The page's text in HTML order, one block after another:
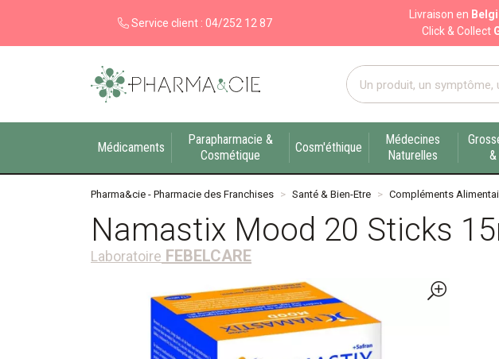
Service client : 04/252 12 87
Livraison en
Click & Collect
Pharma&cie - Pharmacie des Franchises Votre export pharmacie en ligne
Médicaments
Parapharmacie &
Cosmétique
Cosm'éthique
Médecines
Naturelles
Pharma&cie - Pharmacie des Franchises Santé & Bien-Etre Compléments
Namastix Mood 20 Sticks
Laboratoire FEBELCARE